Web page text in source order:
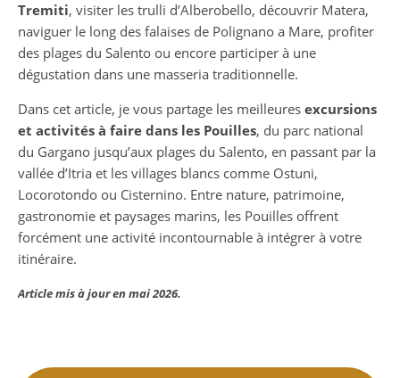
Tremiti, visiter les trulli d’Alberobello, découvrir Matera,
naviguer le long des falaises de Polignano a Mare, profiter
des plages du Salento ou encore participer à une
dégustation dans une masseria traditionnelle.
Dans cet article, je vous partage les meilleures excursions
et activités à faire dans les Pouilles, du parc national
du Gargano jusqu’aux plages du Salento, en passant par la
vallée d’Itria et les villages blancs comme Ostuni,
Locorotondo ou Cisternino. Entre nature, patrimoine,
gastronomie et paysages marins, les Pouilles offrent
forcément une activité incontournable à intégrer à votre
itinéraire.
Article mis à jour en mai 2026.